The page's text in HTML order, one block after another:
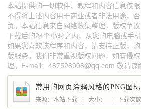
本站提供的一切软件、教程和内容信息仅限
不得将上述内容用于商业或者非法用途，
负。本站信息来自网络收集整理，版权争
下载后的24个小时之内，从您的电脑或手
如果您喜欢该程序和内容，请支持正版，
版服务。我们非常重视版权问题，如有侵
理。E-mail：487528908@qq.com 敬请谅
常用的网页涂鸦风格的PNG图
来源：本站下载 大小： 下载次